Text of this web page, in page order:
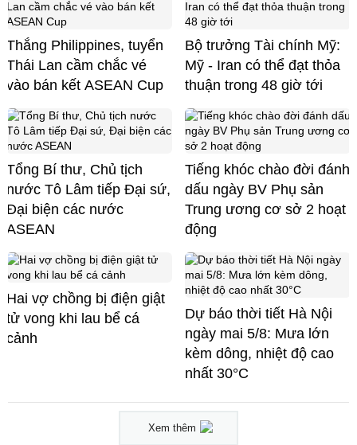
Thắng Philippines, tuyển
Thái Lan cầm chắc vé
vào bán kết ASEAN Cup
Bộ trưởng Tài chính Mỹ:
Mỹ - Iran có thể đạt thỏa
thuận trong 48 giờ tới
Tổng Bí thư, Chủ tịch
nước Tô Lâm tiếp Đại sứ,
Đại biện các nước
ASEAN
Tiếng khóc chào đời đánh
dấu ngày BV Phụ sản
Trung ương cơ sở 2 hoạt
động
Hai vợ chồng bị điện giật
tử vong khi lau bể cá
cảnh
Dự báo thời tiết Hà Nội
ngày mai 5/8: Mưa lớn
kèm dông, nhiệt độ cao
nhất 30°C
Xem thêm